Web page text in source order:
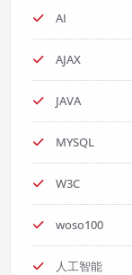
AI
AJAX
JAVA
MYSQL
W3C
woso100
人工智能